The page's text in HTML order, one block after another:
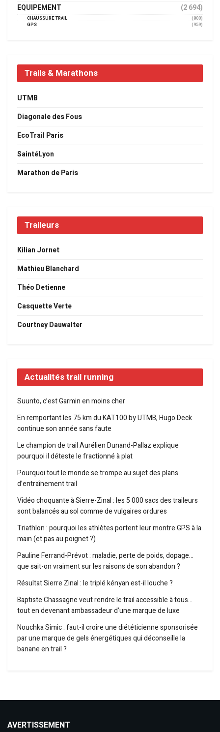
EQUIPEMENT (2 694)
CHAUSSURE TRAIL
(800)
GPS
(959)
Trails & Marathons
UTMB
Diagonale des Fous
EcoTrail Paris
SaintéLyon
Marathon de Paris
Traileurs
Kilian Jornet
Mathieu Blanchard
Théo Detienne
Casquette Verte
Courtney Dauwalter
Actualités trail running
Suunto, c’est Garmin en moins cher
En remportant les 75 km du KAT100 by UTMB, Hugo Deck
continue son année sans faute
Le champion de trail Aurélien Dunand-Pallaz explique
pourquoi il déteste le fractionné à plat
Pourquoi tout le monde se trompe au sujet des plans
d’entraînement trail
Vidéo choquante à Sierre-Zinal : les 5 000 sacs des traileurs
sont balancés au sol comme de vulgaires ordures
Triathlon : pourquoi les athlètes portent leur montre GPS à la
main (et pas au poignet ?)
Pauline Ferrand-Prévot : maladie, perte de poids, dopage…
que sait-on vraiment sur les raisons de son abandon ?
Résultat Sierre Zinal : le triplé kényan est-il louche ?
Baptiste Chassagne veut rendre le trail accessible à tous…
tout en devenant ambassadeur d’une marque de luxe
Nouchka Simic : faut-il croire une diététicienne sponsorisée
par une marque de gels énergétiques qui déconseille la
banane en trail ?
AVERTISSEMENT